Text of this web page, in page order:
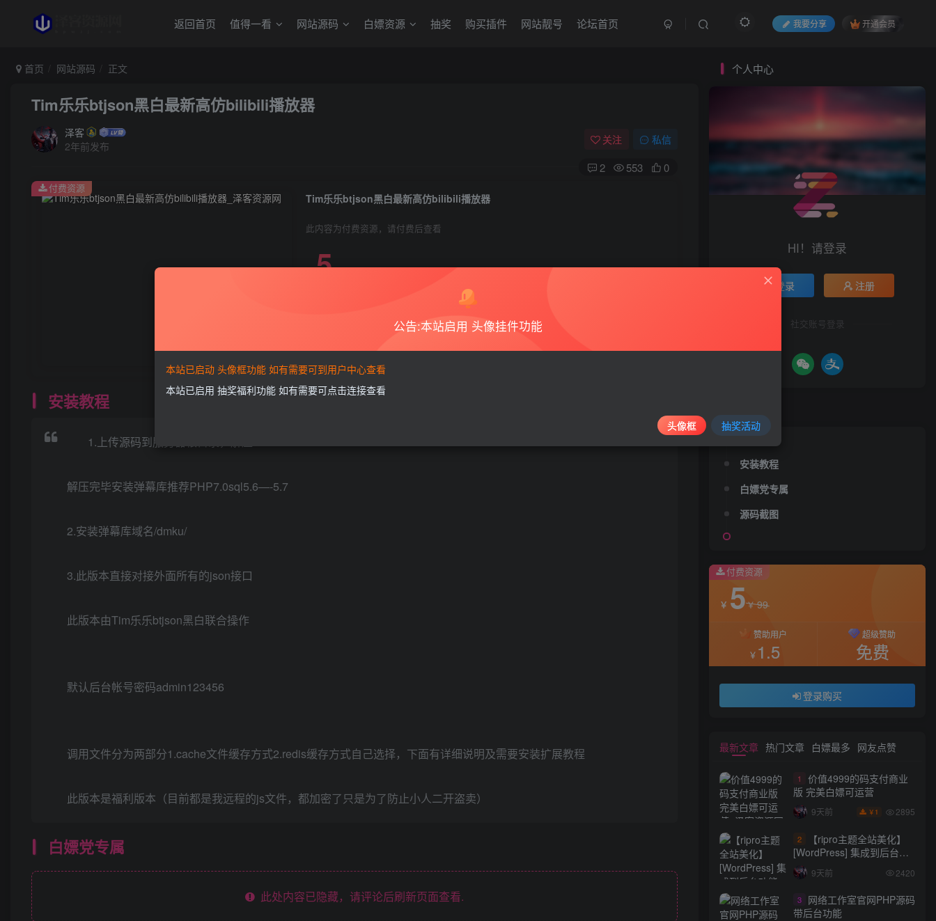
返回首页 值得一看 网站源码 白嫖资源 抽奖 购买插件 网站靓号 论坛首页 我要分享 开通会员
首页 网站源码 正文
Tim乐乐btjson黑白最新高仿bilibili播放器
泽客
2年前发布
关注 私信
2 553 0
Tim乐乐btjson黑白最新高仿bilibili播放器
此内容为付费资源，请付费后查看
￥5￥99
免费
登录购买
付费资源
安装教程
1.上传源码到服务器根目录，解压
解压完毕安装弹幕库推荐PHP7.0sql5.6—-5.7
2.安装弹幕库域名/dmku/
3.此版本直接对接外面所有的json接口
此版本由Tim乐乐btjson黑白联合操作
默认后台帐号密码admin123456
调用文件分为两部分1.cache文件缓存方式2.redis缓存方式自己选择，下面有详细说明及需要安装扩展教程
此版本是福利版本（目前都是我远程的js文件，都加密了只是为了防止小人二开盗卖）
白嫖党专属
此处内容已隐藏，请评论后刷新页面查看.
个人中心
HI！请登录
登录 注册
社交账号登录
安装教程
白嫖党专属
源码截图
付费资源
￥ 5￥99
赞助用户
￥ 1.5
超级赞助
免费
登录购买
最新文章 热门文章 白嫖最多 网友点赞
1
价值4999的码支付商业
版 完美白嫖可运营
9天前 ￥ 1 2895
2
【ripro主题全站美化】
[WordPress] 集成到后台功
能的全站美化包
WordPress…
9天前 2420
3
网络工作室官网PHP源码
带后台功能
公告:本站启用 头像挂件功能
本站已启动 头像框功能 如有需要可到用户中心查看
本站已启用 抽奖福利功能 如有需要可点击连接查看
头像框 抽奖活动